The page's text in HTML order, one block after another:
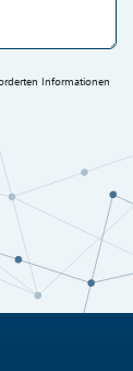
Informationen